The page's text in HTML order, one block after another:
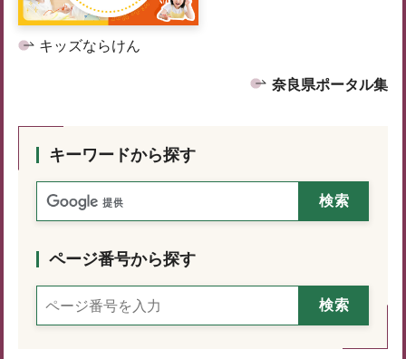
キッズならけん
奈良県ポータル集
キーワードから探す
ページ番号から探す